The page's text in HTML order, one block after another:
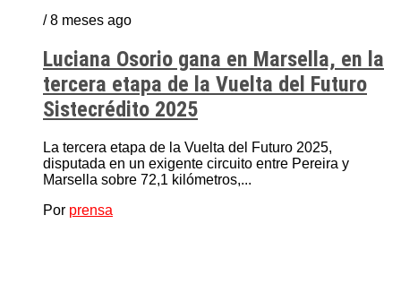
/ 8 meses ago
Luciana Osorio gana en Marsella, en la
tercera etapa de la Vuelta del Futuro
Sistecrédito 2025
La tercera etapa de la Vuelta del Futuro 2025,
disputada en un exigente circuito entre Pereira y
Marsella sobre 72,1 kilómetros,...
Por prensa